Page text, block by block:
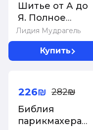
Лидия Мудрагель
Шитье от А до
Я. Полное
практическое
руководство
Купить
Библия
парикмахера
226₪ 282₪